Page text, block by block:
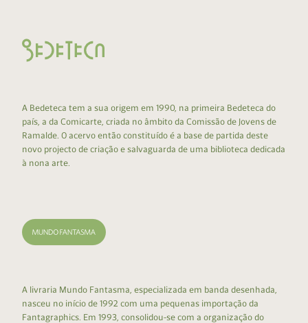
A Bedeteca tem a sua origem em 1990, na primeira Bedeteca do
país, a da Comicarte, criada no âmbito da Comissão de Jovens de
Ramalde. O acervo então constituído é a base de partida deste
novo projecto de criação e salvaguarda de uma biblioteca dedicada
à nona arte.
A livraria Mundo Fantasma, especializada em banda desenhada,
nasceu no início de 1992 com uma pequenas importação da
Fantagraphics. Em 1993, consolidou-se com a organização do